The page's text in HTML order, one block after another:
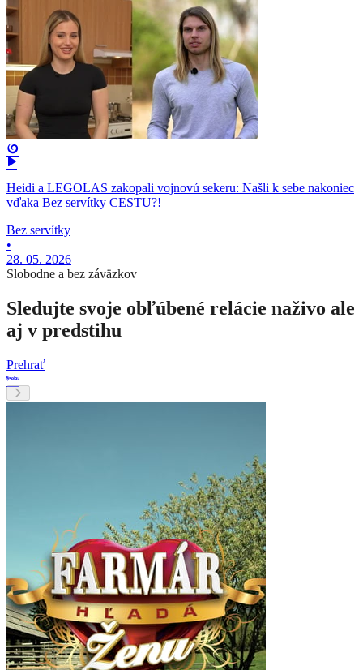
Heidi a LEGOLAS zakopali vojnovú sekeru: Našli k sebe nakoniec
vďaka Bez servítky CESTU?!
Bez servítky
•
28. 05. 2026
Slobodne a bez záväzkov
Sledujte svoje obľúbené relácie naživo ale
aj v predstihu
Prehrať